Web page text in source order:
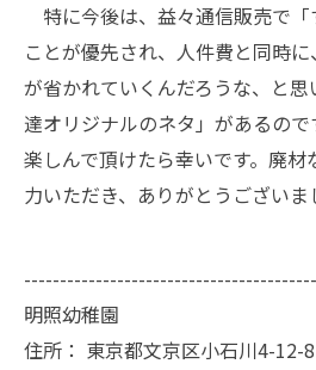
特に今後は、益々通信販売で「
ことが優先され、人件費と同時
が省かれていくんだろうな、と思
達オリジナルのネタ」があるの
楽しんで頂けたら幸いです。廃
力いただき、ありがとうございま
明照幼稚園
住所： 東京都文京区小石川4-12-8